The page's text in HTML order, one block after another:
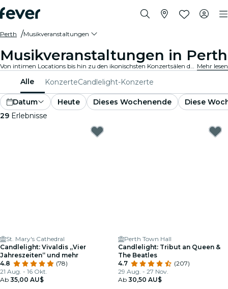
Perth Musikveranstaltungen
Musikveranstaltungen in Perth
Von intimen Locations bis hin zu den ikonischsten Konzertsälen der Stadt, Perth pulsiert mit der Musik und bietet ein vielfältiges Veranstaltungsangebot für jeden Geschmack und Stil. Mehr lesen
Alle KonzerteCandlelight-Konzerte
Datum Heute Dieses Wochenende
Diese
29 Erlebnisse
St. Mary's Cathedral
Candlelight: Vivaldis „Vier
Jahreszeiten“ und mehr
4.8
(78)
21 Aug. - 16 Okt.
Ab 35,00 AU$
Perth Town Hall
Candlelight: Tribut an Queen &
The Beatles
4.7
(207)
29 Aug. - 27 Nov.
Ab 30,50 AU$